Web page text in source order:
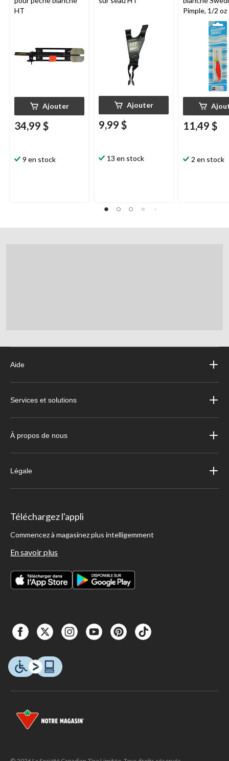
HT
Ajouter
34,99 $
9 en stock
Ajouter
9,99 $
13 en stock
Pimple, 1/2 oz
11,49 $
2 en stock
Aide
Services et solutions
À propos de nous
Légale
Téléchargez l'appli
Commencez à magasinez plus intelligemment
En savoir plus